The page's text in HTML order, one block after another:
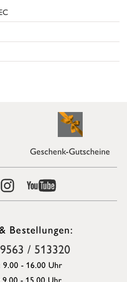
Geschenk-Gutscheine
Bestellungen:
/ 513320
9.00 - 16.00 Uhr
9.00 - 15.00 Uhr